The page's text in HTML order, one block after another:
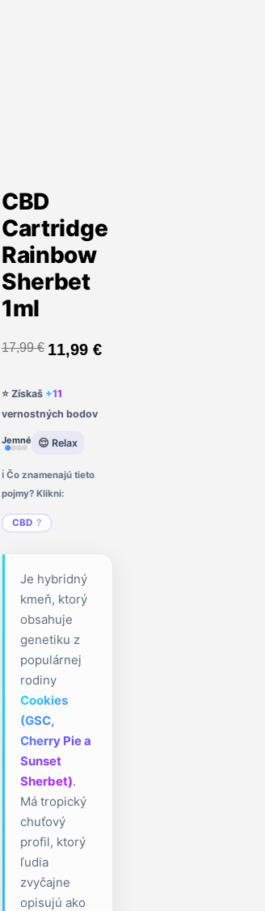
CBD
Cartridge
Rainbow
Sherbet
1ml
17,99€ 11,99 €
⭐ Získaš +11
vernostných bodov
Jemné 😌 Relax
ℹ️ Čo znamenajú tieto
pojmy? Klikni:
CBD
Je hybridný
kmeň, ktorý
obsahuje
genetiku z
populárnej
rodiny
Cookies
(GSC,
Cherry Pie a
Sunset
Sherbet).
Má tropický
chuťový
profil, ktorý
ľudia
zvyčajne
opisujú ako